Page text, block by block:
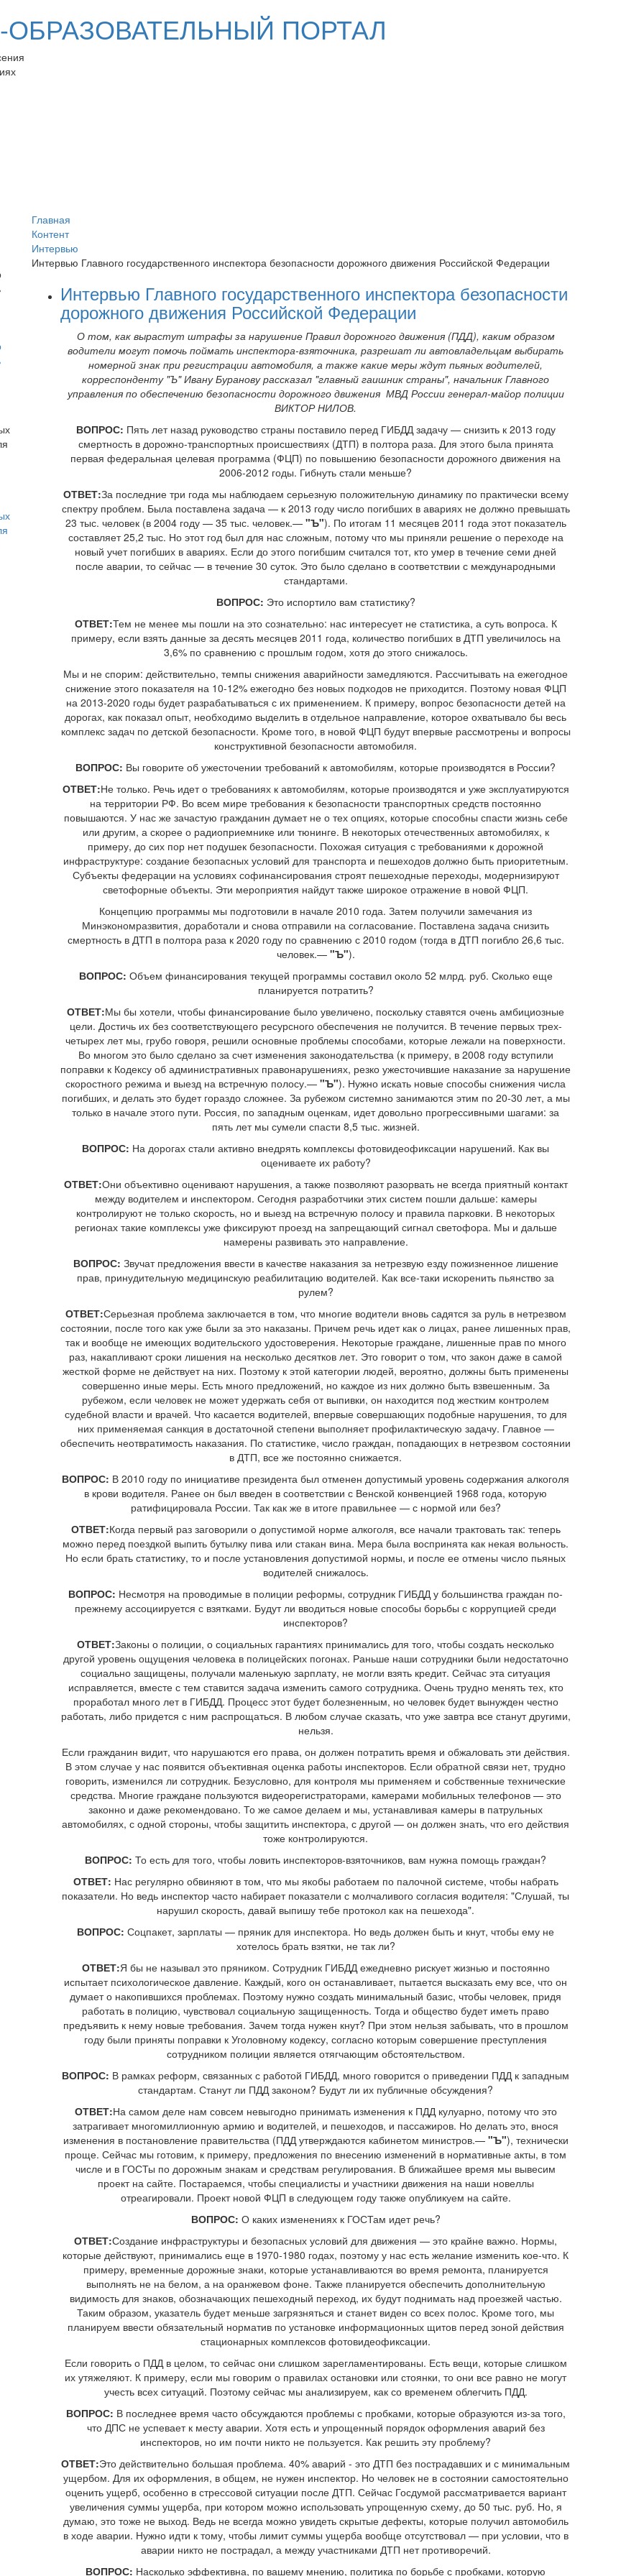
ПОРТАЛ
Главная
Контент
Интервью
Интервью Главного государственного инспектора безопасности дорожного движения Российской Федерации
Интервью Главного государственного инспектора безопасности
дорожного движения Российской Федерации
О том, как вырастут штрафы за нарушение Правил дорожного движения (ПДД), каким образом
водители могут помочь поймать инспектора-взяточника, разрешат ли автовладельцам выбирать
номерной знак при регистрации автомобиля, а также какие меры ждут пьяных водителей,
корреспонденту "Ъ" Ивану Буранову рассказал "главный гаишник страны", начальник Главного
управления по обеспечению безопасности дорожного движения МВД России генерал-майор полиции
ВИКТОР НИЛОВ.
ВОПРОС: Пять лет назад руководство страны поставило перед ГИБДД задачу — снизить к 2013 году
смертность в дорожно-транспортных происшествиях (ДТП) в полтора раза. Для этого была принята
первая федеральная целевая программа (ФЦП) по повышению безопасности дорожного движения на
2006-2012 годы. Гибнуть стали меньше?
ОТВЕТ:За последние три года мы наблюдаем серьезную положительную динамику по практически всему
спектру проблем. Была поставлена задача — к 2013 году число погибших в авариях не должно превышать
23 тыс. человек (в 2004 году — 35 тыс. человек.— "Ъ"). По итогам 11 месяцев 2011 года этот показатель
составляет 25,2 тыс. Но этот год был для нас сложным, потому что мы приняли решение о переходе на
новый учет погибших в авариях. Если до этого погибшим считался тот, кто умер в течение семи дней
после аварии, то сейчас — в течение 30 суток. Это было сделано в соответствии с международными
стандартами.
ВОПРОС: Это испортило вам статистику?
ОТВЕТ:Тем не менее мы пошли на это сознательно: нас интересует не статистика, а суть вопроса. К
примеру, если взять данные за десять месяцев 2011 года, количество погибших в ДТП увеличилось на
3,6% по сравнению с прошлым годом, хотя до этого снижалось.
Мы и не спорим: действительно, темпы снижения аварийности замедляются. Рассчитывать на ежегодное
снижение этого показателя на 10-12% ежегодно без новых подходов не приходится. Поэтому новая ФЦП
на 2013-2020 годы будет разрабатываться с их применением. К примеру, вопрос безопасности детей на
дорогах, как показал опыт, необходимо выделить в отдельное направление, которое охватывало бы весь
комплекс задач по детской безопасности. Кроме того, в новой ФЦП будут впервые рассмотрены и вопросы
конструктивной безопасности автомобиля.
ВОПРОС: Вы говорите об ужесточении требований к автомобилям, которые производятся в России?
ОТВЕТ:Не только. Речь идет о требованиях к автомобилям, которые производятся и уже эксплуатируются
на территории РФ. Во всем мире требования к безопасности транспортных средств постоянно
повышаются. У нас же зачастую гражданин думает не о тех опциях, которые способны спасти жизнь себе
или другим, а скорее о радиоприемнике или тюнинге. В некоторых отечественных автомобилях, к
примеру, до сих пор нет подушек безопасности. Похожая ситуация с требованиями к дорожной
инфраструктуре: создание безопасных условий для транспорта и пешеходов должно быть приоритетным.
Субъекты федерации на условиях софинансирования строят пешеходные переходы, модернизируют
светофорные объекты. Эти мероприятия найдут также широкое отражение в новой ФЦП.
Концепцию программы мы подготовили в начале 2010 года. Затем получили замечания из
Минэкономразвития, доработали и снова отправили на согласование. Поставлена задача снизить
смертность в ДТП в полтора раза к 2020 году по сравнению с 2010 годом (тогда в ДТП погибло 26,6 тыс.
человек.— "Ъ").
ВОПРОС: Объем финансирования текущей программы составил около 52 млрд. руб. Сколько еще
планируется потратить?
ОТВЕТ:Мы бы хотели, чтобы финансирование было увеличено, поскольку ставятся очень амбициозные
цели. Достичь их без соответствующего ресурсного обеспечения не получится. В течение первых трех-
четырех лет мы, грубо говоря, решили основные проблемы способами, которые лежали на поверхности.
Во многом это было сделано за счет изменения законодательства (к примеру, в 2008 году вступили
поправки к Кодексу об административных правонарушениях, резко ужесточившие наказание за нарушение
скоростного режима и выезд на встречную полосу.— "Ъ"). Нужно искать новые способы снижения числа
погибших, и делать это будет гораздо сложнее. За рубежом системно занимаются этим по 20-30 лет, а мы
только в начале этого пути. Россия, по западным оценкам, идет довольно прогрессивными шагами: за
пять лет мы сумели спасти 8,5 тыс. жизней.
ВОПРОС: На дорогах стали активно внедрять комплексы фотовидеофиксации нарушений. Как вы
оцениваете их работу?
ОТВЕТ:Они объективно оценивают нарушения, а также позволяют разорвать не всегда приятный контакт
между водителем и инспектором. Сегодня разработчики этих систем пошли дальше: камеры
контролируют не только скорость, но и выезд на встречную полосу и правила парковки. В некоторых
регионах такие комплексы уже фиксируют проезд на запрещающий сигнал светофора. Мы и дальше
намерены развивать это направление.
ВОПРОС: Звучат предложения ввести в качестве наказания за нетрезвую езду пожизненное лишение
прав, принудительную медицинскую реабилитацию водителей. Как все-таки искоренить пьянство за
рулем?
ОТВЕТ:Серьезная проблема заключается в том, что многие водители вновь садятся за руль в нетрезвом
состоянии, после того как уже были за это наказаны. Причем речь идет как о лицах, ранее лишенных прав,
так и вообще не имеющих водительского удостоверения. Некоторые граждане, лишенные прав по много
раз, накапливают сроки лишения на несколько десятков лет. Это говорит о том, что закон даже в самой
жесткой форме не действует на них. Поэтому к этой категории людей, вероятно, должны быть применены
совершенно иные меры. Есть много предложений, но каждое из них должно быть взвешенным. За
рубежом, если человек не может удержать себя от выпивки, он находится под жестким контролем
судебной власти и врачей. Что касается водителей, впервые совершающих подобные нарушения, то для
них применяемая санкция в достаточной степени выполняет профилактическую задачу. Главное —
обеспечить неотвратимость наказания. По статистике, число граждан, попадающих в нетрезвом состоянии
в ДТП, все же постоянно снижается.
ВОПРОС: В 2010 году по инициативе президента был отменен допустимый уровень содержания алкоголя
в крови водителя. Ранее он был введен в соответствии с Венской конвенцией 1968 года, которую
ратифицировала России. Так как же в итоге правильнее — с нормой или без?
ОТВЕТ:Когда первый раз заговорили о допустимой норме алкоголя, все начали трактовать так: теперь
можно перед поездкой выпить бутылку пива или стакан вина. Мера была воспринята как некая вольность.
Но если брать статистику, то и после установления допустимой нормы, и после ее отмены число пьяных
водителей снижалось.
ВОПРОС: Несмотря на проводимые в полиции реформы, сотрудник ГИБДД у большинства граждан по-
прежнему ассоциируется с взятками. Будут ли вводиться новые способы борьбы с коррупцией среди
инспекторов?
ОТВЕТ:Законы о полиции, о социальных гарантиях принимались для того, чтобы создать несколько
другой уровень ощущения человека в полицейских погонах. Раньше наши сотрудники были недостаточно
социально защищены, получали маленькую зарплату, не могли взять кредит. Сейчас эта ситуация
исправляется, вместе с тем ставится задача изменить самого сотрудника. Очень трудно менять тех, кто
проработал много лет в ГИБДД. Процесс этот будет болезненным, но человек будет вынужден честно
работать, либо придется с ним распрощаться. В любом случае сказать, что уже завтра все станут другими,
нельзя.
Если гражданин видит, что нарушаются его права, он должен потратить время и обжаловать эти действия.
В этом случае у нас появится объективная оценка работы инспекторов. Если обратной связи нет, трудно
говорить, изменился ли сотрудник. Безусловно, для контроля мы применяем и собственные технические
средства. Многие граждане пользуются видеорегистраторами, камерами мобильных телефонов — это
законно и даже рекомендовано. То же самое делаем и мы, устанавливая камеры в патрульных
автомобилях, с одной стороны, чтобы защитить инспектора, с другой — он должен знать, что его действия
тоже контролируются.
ВОПРОС: То есть для того, чтобы ловить инспекторов-взяточников, вам нужна помощь граждан?
ОТВЕТ: Нас регулярно обвиняют в том, что мы якобы работаем по палочной системе, чтобы набрать
показатели. Но ведь инспектор часто набирает показатели с молчаливого согласия водителя: "Слушай, ты
нарушил скорость, давай выпишу тебе протокол как на пешехода".
ВОПРОС: Соцпакет, зарплаты — пряник для инспектора. Но ведь должен быть и кнут, чтобы ему не
хотелось брать взятки, не так ли?
ОТВЕТ:Я бы не называл это пряником. Сотрудник ГИБДД ежедневно рискует жизнью и постоянно
испытает психологическое давление. Каждый, кого он останавливает, пытается высказать ему все, что он
думает о накопившихся проблемах. Поэтому нужно создать минимальный базис, чтобы человек, придя
работать в полицию, чувствовал социальную защищенность. Тогда и общество будет иметь право
предъявить к нему новые требования. Зачем тогда нужен кнут? При этом нельзя забывать, что в прошлом
году были приняты поправки к Уголовному кодексу, согласно которым совершение преступления
сотрудником полиции является отягчающим обстоятельством.
ВОПРОС: В рамках реформ, связанных с работой ГИБДД, много говорится о приведении ПДД к западным
стандартам. Станут ли ПДД законом? Будут ли их публичные обсуждения?
ОТВЕТ:На самом деле нам совсем невыгодно принимать изменения к ПДД кулуарно, потому что это
затрагивает многомиллионную армию и водителей, и пешеходов, и пассажиров. Но делать это, внося
изменения в постановление правительства (ПДД утверждаются кабинетом министров.— "Ъ"), технически
проще. Сейчас мы готовим, к примеру, предложения по внесению изменений в нормативные акты, в том
числе и в ГОСТы по дорожным знакам и средствам регулирования. В ближайшее время мы вывесим
проект на сайте. Постараемся, чтобы специалисты и участники движения на наши новеллы
отреагировали. Проект новой ФЦП в следующем году также опубликуем на сайте.
ВОПРОС: О каких изменениях к ГОСТам идет речь?
ОТВЕТ:Создание инфраструктуры и безопасных условий для движения — это крайне важно. Нормы,
которые действуют, принимались еще в 1970-1980 годах, поэтому у нас есть желание изменить кое-что. К
примеру, временные дорожные знаки, которые устанавливаются во время ремонта, планируется
выполнять не на белом, а на оранжевом фоне. Также планируется обеспечить дополнительную
видимость для знаков, обозначающих пешеходный переход, их будут поднимать над проезжей частью.
Таким образом, указатель будет меньше загрязняться и станет виден со всех полос. Кроме того, мы
планируем ввести обязательный норматив по установке информационных щитов перед зоной действия
стационарных комплексов фотовидеофиксации.
Если говорить о ПДД в целом, то сейчас они слишком зарегламентированы. Есть вещи, которые слишком
их утяжеляют. К примеру, если мы говорим о правилах остановки или стоянки, то они все равно не могут
учесть всех ситуаций. Поэтому сейчас мы анализируем, как со временем облегчить ПДД.
ВОПРОС: В последнее время часто обсуждаются проблемы с пробками, которые образуются из-за того,
что ДПС не успевает к месту аварии. Хотя есть и упрощенный порядок оформления аварий без
инспекторов, но им почти никто не пользуется. Как решить эту проблему?
ОТВЕТ:Это действительно большая проблема. 40% аварий - это ДТП без пострадавших и с минимальным
ущербом. Для их оформления, в общем, не нужен инспектор. Но человек не в состоянии самостоятельно
оценить ущерб, особенно в стрессовой ситуации после ДТП. Сейчас Госдумой рассматривается вариант
увеличения суммы ущерба, при котором можно использовать упрощенную схему, до 50 тыс. руб. Но, я
думаю, это тоже не выход. Ведь не всегда можно увидеть скрытые дефекты, которые получил автомобиль
в ходе аварии. Нужно идти к тому, чтобы лимит суммы ущерба вообще отсутствовал — при условии, что в
аварии никто не пострадал, а между участниками ДТП нет противоречий.
ВОПРОС: Насколько эффективна, по вашему мнению, политика по борьбе с пробками, которую